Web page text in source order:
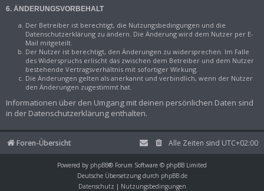
6. ÄNDERUNGSVORBEHALT
Der Betreiber ist berechtigt, die Nutzungsbedingungen und die
Datenschutzerklärung zu ändern. Die Änderung wird dem Nutzer per E-
Mail mitgeteilt.
Der Nutzer ist berechtigt, den Änderungen zu widersprechen. Im Falle
des Widerspruchs erlischt das zwischen dem Betreiber und dem Nutzer
bestehende Vertragsverhältnis mit sofortiger Wirkung.
Die Änderungen gelten als anerkannt und verbindlich, wenn der Nutzer
den Änderungen zugestimmt hat.
Informationen über den Umgang mit deinen persönlichen Daten sind
in der Datenschutzerklärung enthalten.
Foren-Übersicht Alle Zeiten sind UTC+02:00
Powered by phpBB® Forum Software © phpBB Limited
Deutsche Übersetzung durch phpBB.de
Datenschutz | Nutzungsbedingungen